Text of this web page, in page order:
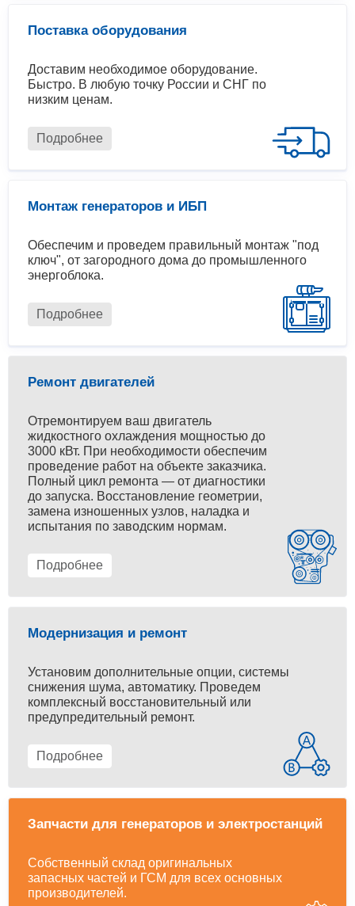
Поставка оборудования
Доставим необходимое оборудование.
Быстро. В любую точку России и СНГ по
низким ценам.
Подробнее
Монтаж генераторов и ИБП
Обеспечим и проведем правильный монтаж "под
ключ", от загородного дома до промышленного
энергоблока.
Подробнее
Ремонт двигателей
Отремонтируем ваш двигатель
жидкостного охлаждения мощностью до
3000 кВт. При необходимости обеспечим
проведение работ на объекте заказчика.
Полный цикл ремонта — от диагностики
до запуска. Восстановление геометрии,
замена изношенных узлов, наладка и
испытания по заводским нормам.
Подробнее
Модернизация и ремонт
Установим дополнительные опции, системы
снижения шума, автоматику. Проведем
комплексный восстановительный или
предупредительный ремонт.
Подробнее
Запчасти для генераторов и электростанций
Собственный склад оригинальных
запасных частей и ГСМ для всех основных
производителей.